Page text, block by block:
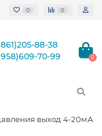
0 0
88-38
70-99
0
выход 4-20мА